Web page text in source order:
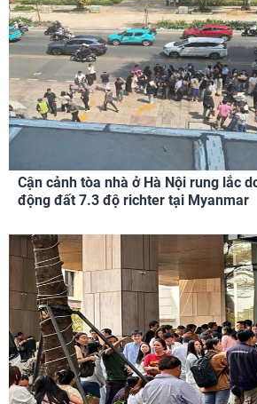
Cận cảnh tòa nhà ở Hà Nội rung lắc
động đất 7.3 độ richter tại Myanmar